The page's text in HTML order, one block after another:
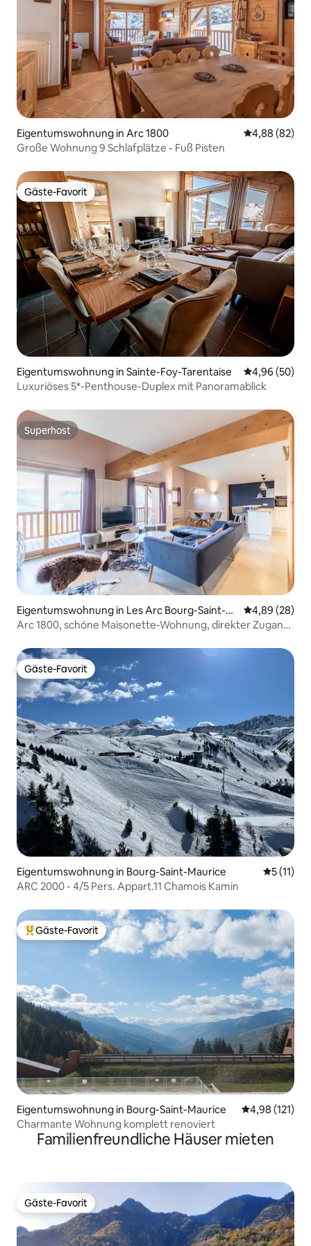
Eigentumswohnung in Arc 1800
4,88 (82)
Große Wohnung 9 Schlafplätze - Fuß Pisten
Gäste-Favorit
Gäste-Favorit
Eigentumswohnung in Sainte-Foy-Tarentaise
4,96 (50)
Luxuriöses 5*-Penthouse-Duplex mit Panoramablick
Superhost
Superhost
Eigentumswohnung in Les Arc Bourg-Saint-M
aurice
4,89 (28)
Arc 1800, schöne Maisonette-Wohnung, direkter Zugang
Gäste-Favorit
Gäste-Favorit
Eigentumswohnung in Bourg-Saint-Maurice
5 (11)
ARC 2000 - 4/5 Pers. Appart.11 Chamois Kamin
Beliebter Gäste-Favorit.
Gäste-Favorit
Eigentumswohnung in Bourg-Saint-Maurice
4,98 (121)
Charmante Wohnung komplett renoviert
Familienfreundliche Häuser mieten
Gäste-Favorit
Gäste-Favorit